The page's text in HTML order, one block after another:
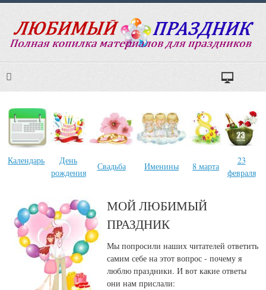
Календарь
День
рождения
Свадьба Именины 8 марта
23
февраля
МОЙ ЛЮБИМЫЙ
ПРАЗДНИК
Мы попросили наших читателей ответить
самим себе на этот вопрос - почему я
люблю праздники. И вот какие ответы
они нам прислали: